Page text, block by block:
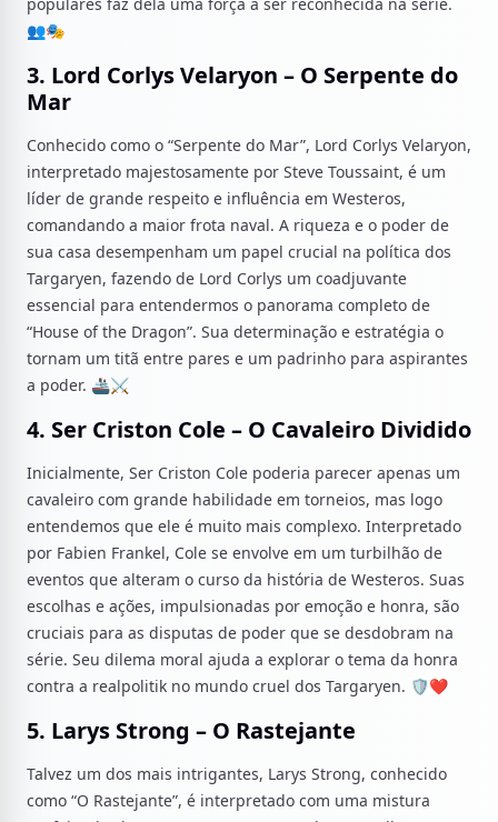
👥🎭
3. Lord Corlys Velaryon – O Serpente do
Mar
Conhecido como o “Serpente do Mar”, Lord Corlys Velaryon,
interpretado majestosamente por Steve Toussaint, é um
líder de grande respeito e influência em Westeros,
comandando a maior frota naval. A riqueza e o poder de
sua casa desempenham um papel crucial na política dos
Targaryen, fazendo de Lord Corlys um coadjuvante
essencial para entendermos o panorama completo de
“House of the Dragon”. Sua determinação e estratégia o
tornam um titã entre pares e um padrinho para aspirantes
a poder. 🚢⚔️
4. Ser Criston Cole – O Cavaleiro Dividido
Inicialmente, Ser Criston Cole poderia parecer apenas um
cavaleiro com grande habilidade em torneios, mas logo
entendemos que ele é muito mais complexo. Interpretado
por Fabien Frankel, Cole se envolve em um turbilhão de
eventos que alteram o curso da história de Westeros. Suas
escolhas e ações, impulsionadas por emoção e honra, são
cruciais para as disputas de poder que se desdobram na
série. Seu dilema moral ajuda a explorar o tema da honra
contra a realpolitik no mundo cruel dos Targaryen. 🛡️❤️
5. Larys Strong – O Rastejante
Talvez um dos mais intrigantes, Larys Strong, conhecido
como “O Rastejante”, é interpretado com uma mistura